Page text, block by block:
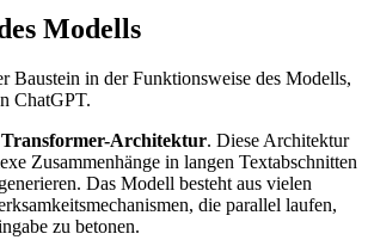
Modells
Baustein in der Funktionsweise des Modells,
ChatGPT.
Transformer-Architektur. Diese Architektur
Zusammenhänge in langen Textabschnitten
Das Modell besteht aus vielen
die parallel laufen,
zu betonen.